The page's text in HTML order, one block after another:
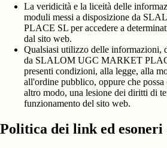
La veridicità e la liceità delle
moduli messi a disposizione da
PLACE SL per accedere a
dal sito web.
Qualsiasi utilizzo delle informazioni,
da SLALOM UGC MARKET
presenti condizioni, alla legge, alla
all'ordine pubblico, oppure che
altro modo, una lesione dei diritti di
funzionamento del sito web.
Politica dei link ed